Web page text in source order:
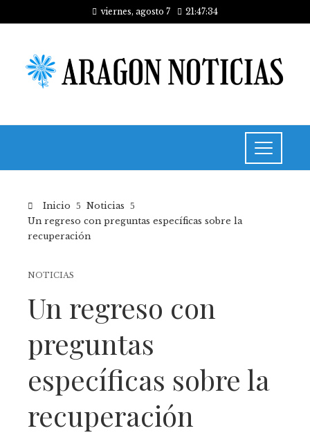
viernes, agosto 7 21:47:34
Inicio
Noticias
Un regreso con preguntas específicas sobre la
recuperación
NOTICIAS
Un regreso con
preguntas
específicas sobre la
recuperación